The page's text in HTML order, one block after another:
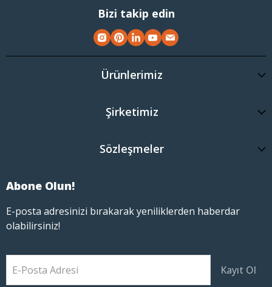
Bizi takip edin
Ürünlerimiz
Şirketimiz
Sözleşmeler
Abone Olun!
E-posta adresinizi bırakarak yeniliklerden haberdar
olabilirsiniz!
E-Posta Adresi Kayıt Ol